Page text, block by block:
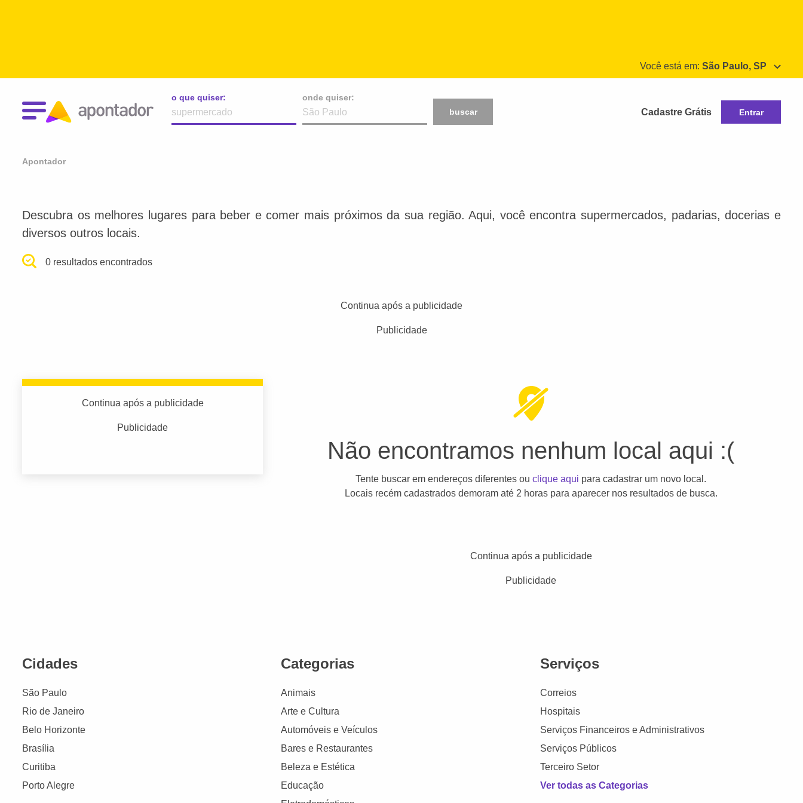
Você está em: São Paulo, SP
o que quiser:
onde quiser:
buscar
Cadastre Grátis Entrar
Apontador
Descubra os melhores lugares para beber e comer mais próximos da sua região. Aqui, você encontra supermercados, padarias, docerias e
diversos outros locais.
0 resultados encontrados
Continua após a publicidade
Publicidade
Continua após a publicidade
Publicidade
Não encontramos nenhum local aqui :(
Tente buscar em endereços diferentes ouclique aqui para cadastrar um novo local.
Locais recém cadastrados demoram até 2 horas para aparecer nos resultados de busca.
Continua após a publicidade
Publicidade
Cidades
São Paulo
Rio de Janeiro
Belo Horizonte
Brasília
Curitiba
Porto Alegre
Categorias
Animais
Arte e Cultura
Automóveis e Veículos
Bares e Restaurantes
Beleza e Estética
Educação
Serviços
Correios
Hospitais
Serviços Financeiros e Administrativos
Serviços Públicos
Terceiro Setor
Ver todas as Categorias